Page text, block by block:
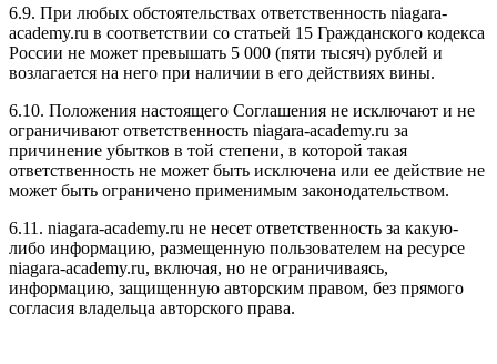
6.9. При любых обстоятельствах ответственность niagara-
academy.ru в соответствии со статьей 15 Гражданского кодекса
России не может превышать 5 000 (пяти тысяч) рублей и
возлагается на него при наличии в его действиях вины.
6.10. Положения настоящего Соглашения не исключают и не
ограничивают ответственность niagara-academy.ru за
причинение убытков в той степени, в которой такая
ответственность не может быть исключена или ее действие не
может быть ограничено применимым законодательством.
6.11. niagara-academy.ru не несет ответственность за какую-
либо информацию, размещенную пользователем на ресурсе
niagara-academy.ru, включая, но не ограничиваясь,
информацию, защищенную авторским правом, без прямого
согласия владельца авторского права.